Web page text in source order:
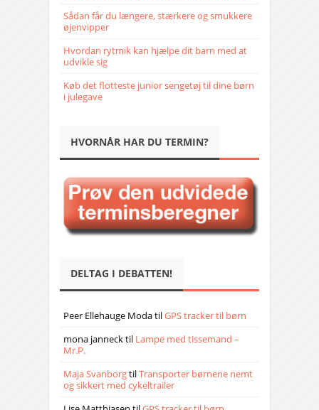
Sådan får du længere, stærkere og smukkere
øjenvipper
Hvordan rytmik kan hjælpe dit barn med at
udvikle sig
Køb det flotteste junior sengetøj til dine børn
i julegave
HVORNÅR HAR DU TERMIN?
DELTAG I DEBATTEN!
Peer Ellehauge ModatilGPS tracker til børn
mona jannecktil Lampe med tissemand –
Mr.P.
Maja SvanborgtilTransporter børnene nemt
og sikkert med cykeltrailer